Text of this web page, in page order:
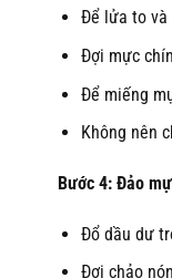
Để lửa to và
Đợi mực
Để miếng
Không nên
Bước 4: Đảo
Đổ dầu dư
Đợi chảo